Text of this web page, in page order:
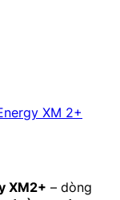
XM 2+
XM2+ – dòng